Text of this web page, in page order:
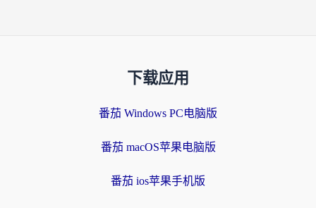
下载应用
番茄 Windows PC电脑版
番茄 macOS苹果电脑版
番茄 ios苹果手机版